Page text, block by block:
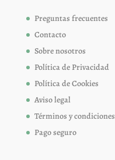
Preguntas frecuentes
Contacto
Sobre nosotros
Política de Privacidad
Política de Cookies
Aviso legal
Términos y condiciones
Pago seguro